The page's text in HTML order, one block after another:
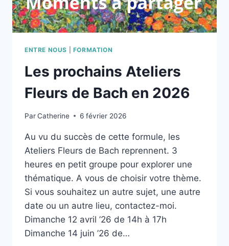
ENTRE NOUS FORMATION
Les prochains Ateliers
Fleurs de Bach en 2026
ParCatherine 6 février 2026
Au vu du succès de cette formule, les
Ateliers Fleurs de Bach reprennent. 3
heures en petit groupe pour explorer une
thématique. A vous de choisir votre thème.
Si vous souhaitez un autre sujet, une autre
date ou un autre lieu, contactez-moi.
Dimanche 12 avril ’26 de 14h à 17h
Dimanche 14 juin ’26 de…